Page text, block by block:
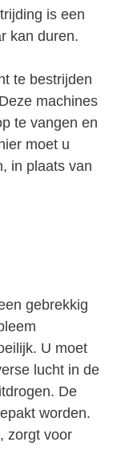
is een
kan duren.
te bestrijden
machines
te vangen en
moet u
in plaats van
gebrekkig
U moet
lucht in de
De
worden.
zorgt voor